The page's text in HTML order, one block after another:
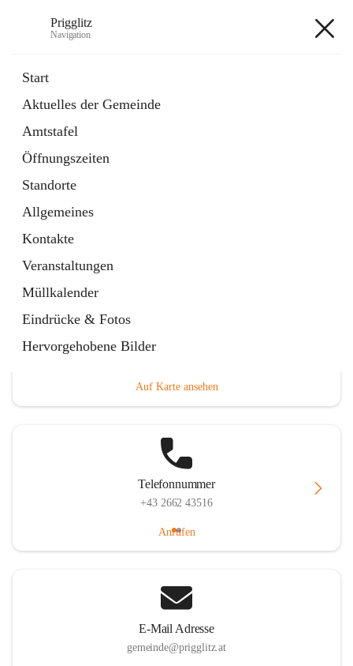
Prigglitz
Navigation
Start
Aktuelles der Gemeinde
Amtstafel
Öffnungszeiten
Standorte
Allgemeines
Kontakte
Veranstaltungen
Müllkalender
Eindrücke & Fotos
Hervorgehobene Bilder
Externe Webseite
in
Tab
Gemeindezeitung
Ordner
öffnet
in
neuem
Tab
Hauptadresse
Auf Karte ansehen
Telefonnummer
+43 2662 43516
Anrufen
E-Mail Adresse
gemeinde@prigglitz.at